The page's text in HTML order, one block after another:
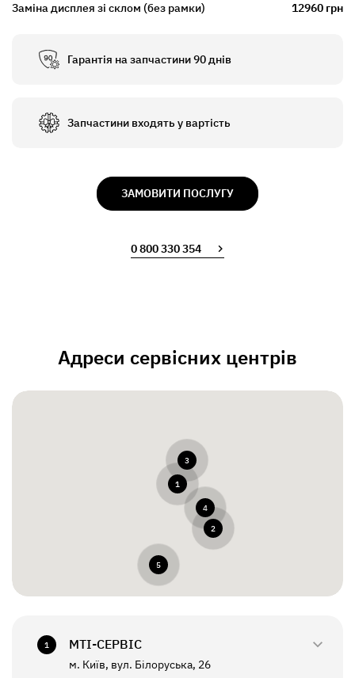
Заміна дисплея зі склом (без рамки) 12960 грн
Гарантія на запчастини 90 днів
Запчастини входять у вартість
ЗАМОВИТИ ПОСЛУГУ
0 800 330 354
Адреси сервісних центрів
1
2
3
4
5
1 МТI-СЕРВІС
м. Київ, вул. Білоруська, 26